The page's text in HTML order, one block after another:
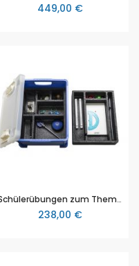
449,00 €
Schülerübungen zum Thema "Dynamik"
238,00 €